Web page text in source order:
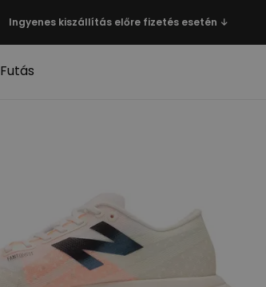
Ingyenes kiszállítás előre fizetés esetén ↓
Futás